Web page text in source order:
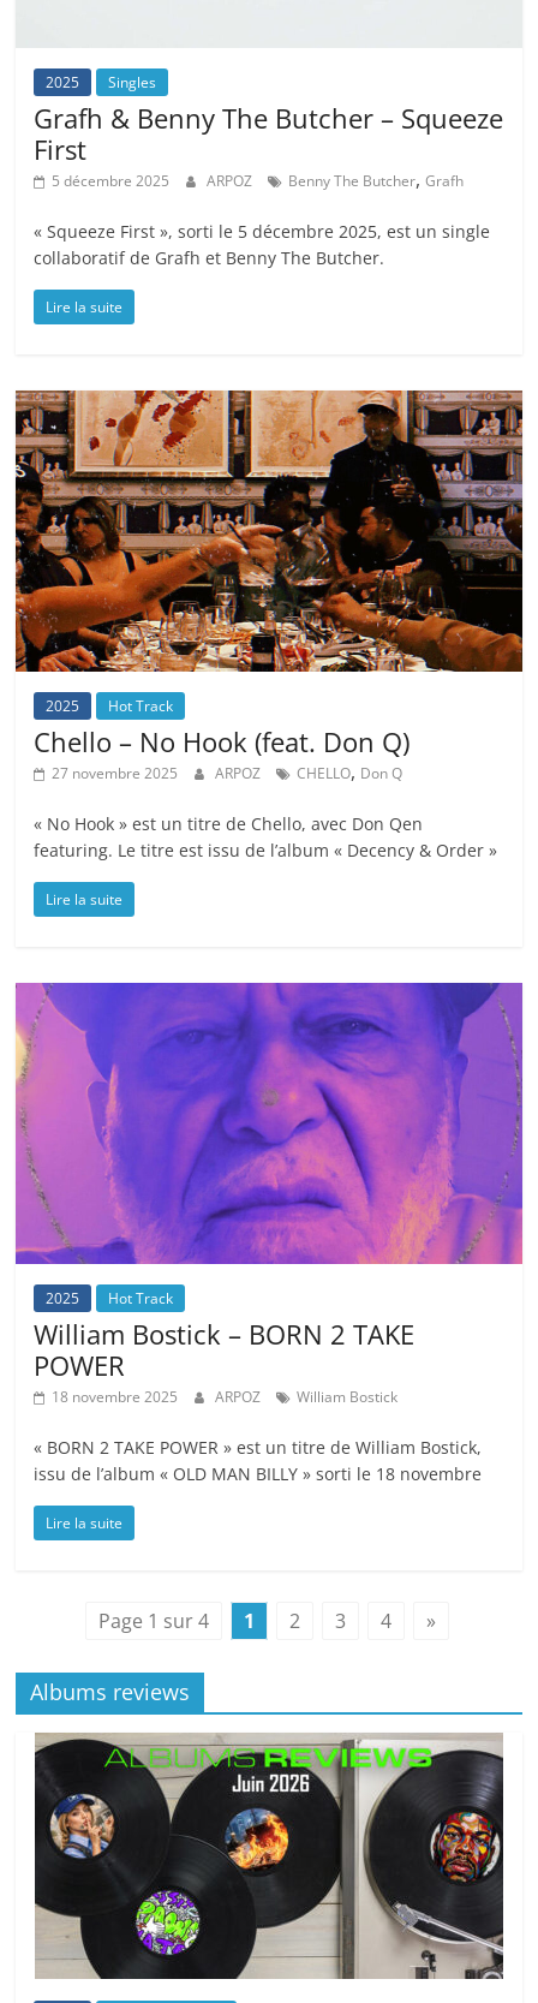
2025 Singles
Grafh & Benny The Butcher – Squeeze
First
5 décembre 2025 ARPOZ Benny The Butcher,Grafh
« Squeeze First », sorti le 5 décembre 2025, est un single
collaboratif de Grafh et Benny The Butcher.
Lire la suite
2025 Hot Track
Chello – No Hook (feat. Don Q)
27 novembre 2025 ARPOZ CHELLO, Don Q
« No Hook » est un titre de Chello, avec Don Qen
featuring. Le titre est issu de l’album « Decency & Order »
Lire la suite
2025 Hot Track
William Bostick – BORN 2 TAKE
POWER
18 novembre 2025 ARPOZ William Bostick
« BORN 2 TAKE POWER » est un titre de William Bostick,
issu de l’album « OLD MAN BILLY » sorti le 18 novembre
Lire la suite
Page 1 sur 4 1 2 3 4 »
Albums reviews